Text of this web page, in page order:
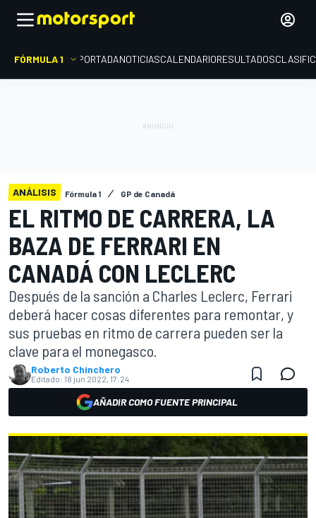
FÓRMULA 1 PORTADANOTICIASCALENDARIORESULTADOS
ANÁLISIS Fórmula 1 GP de Canadá
EL RITMO DE CARRERA, LA
BAZA DE FERRARI EN
CANADÁ CON LECLERC
Después de la sanción a Charles Leclerc, Ferrari
deberá hacer cosas diferentes para remontar, y
sus pruebas en ritmo de carrera pueden ser la
clave para el monegasco.
Roberto Chinchero
Editado: 18 jun 2022, 17:24
AÑADIR COMO FUENTE PRINCIPAL